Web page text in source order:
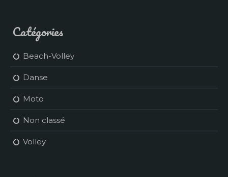
Catégories
Beach-Volley
Danse
Moto
Non classé
Volley